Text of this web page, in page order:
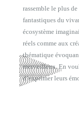
rassemble le plus
fantastiques du
écosystème
réels comme aux
thématique
merveilleux. En
d’exprimer leurs